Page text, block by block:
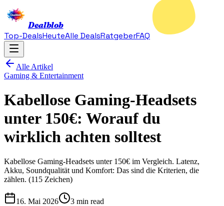
Dealblob
Top-DealsHeuteAlle DealsRatgeberFAQ
Alle Artikel
Gaming & Entertainment
Kabellose Gaming-Headsets
unter 150€: Worauf du
wirklich achten solltest
Kabellose Gaming-Headsets unter 150€ im Vergleich. Latenz,
Akku, Soundqualität und Komfort: Das sind die Kriterien, die
zählen. (115 Zeichen)
16. Mai 2026 3 min read